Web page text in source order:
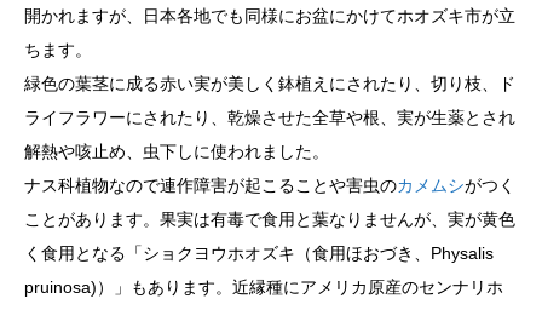
開かれますが、日本各地でも同様にお盆にかけてホオズキ市が立
ちます。
緑色の葉茎に成る赤い実が美しく鉢植えにされたり、切り枝、ド
ライフラワーにされたり、乾燥させた全草や根、実が生薬とされ
解熱や咳止め、虫下しに使われました。
ナス科植物なので連作障害が起こることや害虫のカメムシがつく
ことがあります。果実は有毒で食用と葉なりませんが、実が黄色
く食用となる「ショクヨウホオズキ（食用ほおづき、Physalis
pruinosa)）」もあります。近縁種にアメリカ原産のセンナリホ